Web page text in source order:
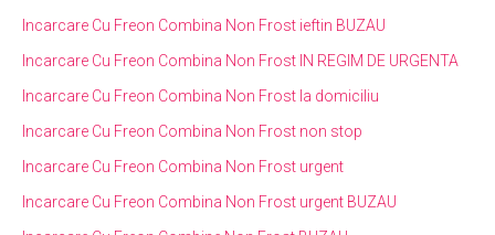
Incarcare Cu Freon Combina Non Frost ieftin BUZAU
Incarcare Cu Freon Combina Non Frost IN REGIM DE URGENTA
Incarcare Cu Freon Combina Non Frost la domiciliu
Incarcare Cu Freon Combina Non Frost non stop
Incarcare Cu Freon Combina Non Frost urgent
Incarcare Cu Freon Combina Non Frost urgent BUZAU